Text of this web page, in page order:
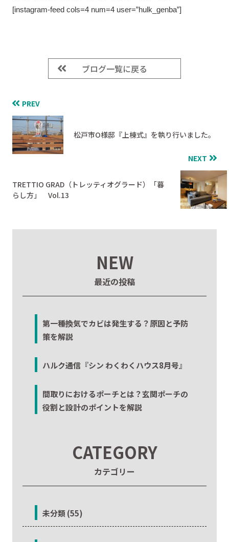
[instagram-feed cols=4 num=4 user=”hulk_genba”]
ブログ一覧に戻る
PREV
松戸市O様邸『上棟式』を執り行いました。
NEXT
TRETTIO GRAD（トレッティオグラード）「暮
らし方」 Vol.13
NEW
最近の投稿
第一種換気でカビは発生する？原因と予防
策を解説
ハルク通信『シン わくわくハウス8月号』
間取りにおけるポーチとは？玄関ポーチの
役割と設計のポイントを解説
CATEGORY
カテゴリー
未分類 (55)